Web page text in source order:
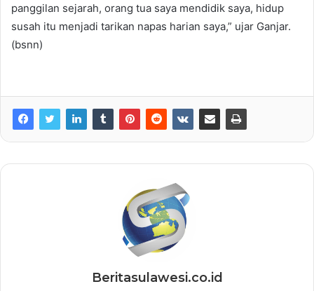
panggilan sejarah, orang tua saya mendidik saya, hidup
susah itu menjadi tarikan napas harian saya,” ujar Ganjar.
(bsnn)
Beritasulawesi.co.id